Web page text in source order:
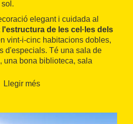
elegant i cuidada al
de les cel·les dels
vint-i-cinc habitacions dobles,
d'especials. Té una sala de
una bona biblioteca, sala
d'un bon equipament pensat
degustar els plats
Llegir més